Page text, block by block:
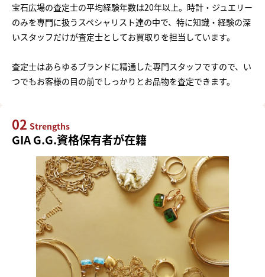
宝石広場の査定士の平均経験年数は20年以上。時計・ジュエリー
のみを専門に扱うスペシャリスト達の中で、特に知識・経験の深
いスタッフだけが査定士としてお買取りを担当しています。
査定士はあらゆるブランドに精通した専門スタッフですので、い
つでもお客様の目の前でしっかりとお品物を査定できます。
02 Strengths
GIA G.G.資格保有者が在籍